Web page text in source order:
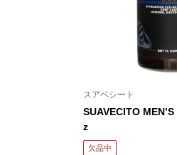
スアベシート
SUAVECITO
z
欠品中